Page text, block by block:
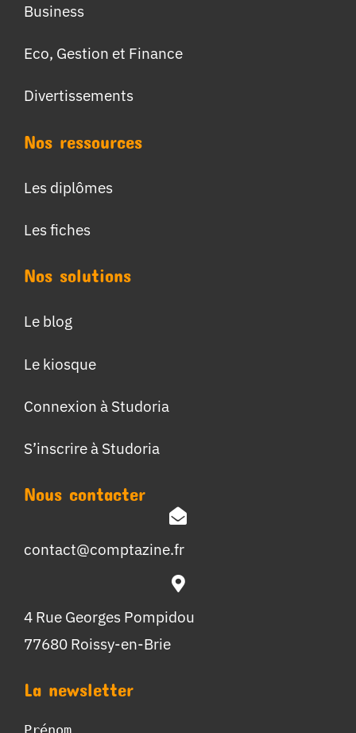
Business
Eco, Gestion et Finance
Divertissements
Nos ressources
Les diplômes
Les fiches
Nos solutions
Le blog
Le kiosque
Connexion à Studoria
S’inscrire à Studoria
Nous contacter
contact@comptazine.fr
4 Rue Georges Pompidou
77680 Roissy-en-Brie
La newsletter